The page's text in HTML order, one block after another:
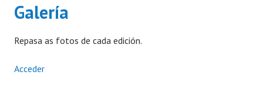
Galería
Repasa as fotos de cada edición.
Acceder